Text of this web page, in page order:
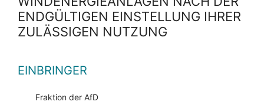
ENDGÜLTIGEN EINSTELLUNG IHRER
ZULÄSSIGEN NUTZUNG
EINBRINGER
Fraktion der AfD